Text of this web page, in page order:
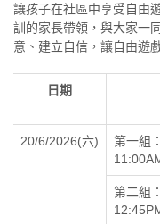
讓孩子在社區中享受自由
訓的家長帶領，與大家一
意、建立自信，讓自由遊
日期
20/6/2026(六)
第一組
第二組